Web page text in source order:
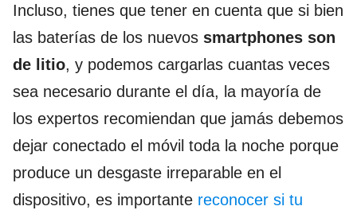
Incluso, tienes que tener en cuenta que si bien
las baterías de los nuevos smartphones son
de litio, y podemos cargarlas cuantas veces
sea necesario durante el día, la mayoría de
los expertos recomiendan que jamás debemos
dejar conectado el móvil toda la noche porque
produce un desgaste irreparable en el
dispositivo, es importante reconocer si tu